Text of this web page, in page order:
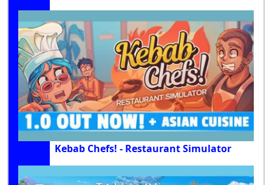
Kebab Chefs! - Restaurant Simulator